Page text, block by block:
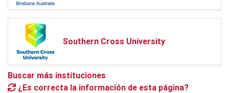
Southern Cross University
Buscar más instituciones
¿Es correcta la información de esta página?